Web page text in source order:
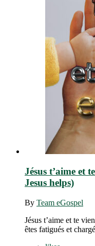
Jésus t’aime et
Jesus helps)
By Team eGospel
Jésus t’aime et te
êtes fatigués et